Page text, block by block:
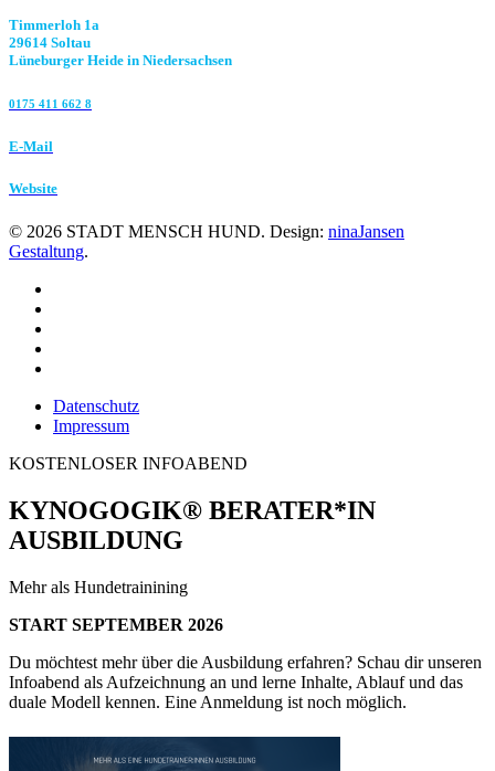
Timmerloh 1a
29614 Soltau
Lüneburger Heide in Niedersachsen
0175 411 662 8‬
E-Mail
Website
© 2026 STADT MENSCH HUND. Design: ninaJansen
Gestaltung.
Datenschutz
Impressum
KOSTENLOSER INFOABEND
KYNOGOGIK® BERATER*IN
AUSBILDUNG
Mehr als Hundetrainining
START SEPTEMBER 2026
Du möchtest mehr über die Ausbildung erfahren? Schau dir unseren
Infoabend als Aufzeichnung an und lerne Inhalte, Ablauf und das
duale Modell kennen. Eine Anmeldung ist noch möglich.